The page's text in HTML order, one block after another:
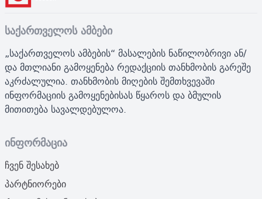
საქართველოს ამბები
„საქართველოს ამბების“ მასალების ნაწილობრივი ან/
და მთლიანი გამოყენება რედაქციის თანხმობის გარეშე
აკრძალულია. თანხმობის მიღების შემთხვევაში
ინფორმაციის გამოყენებისას წყაროს და ბმულის
მითითება სავალდებულოა.
ინფორმაცია
ჩვენ შესახებ
პარტნიორები